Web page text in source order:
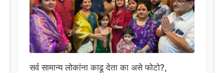
सर्व सामान्य लोकांना काढू देता का असे फोटो?,